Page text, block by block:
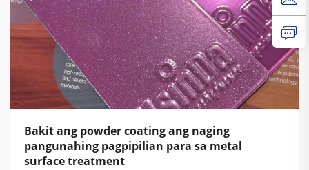
Bakit ang powder coating ang naging
pangunahing pagpipilian para sa metal
surface treatment